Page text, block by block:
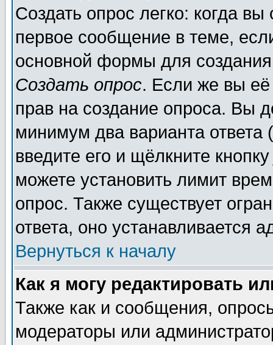
Создать опрос легко: когда
первое сообщение в теме,
основной формы для
Создать опрос. Если же вы её
прав на создание опроса. Вы
минимум два варианта ответа
введите его и щёлкните
можете установить лимит
опрос. Также существует
ответа, оно устанавливается
Вернуться к началу
Как я могу редактировать
Также как и сообщения,
модераторы или